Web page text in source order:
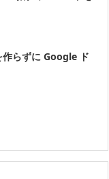
らずに Google ド